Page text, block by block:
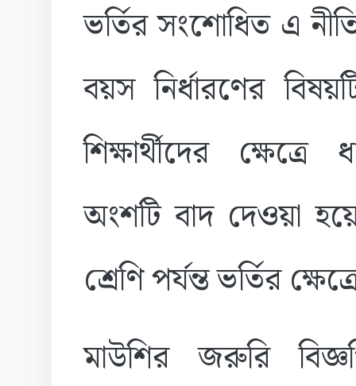
ভর্তির সংশোধিত এ
বয়স নির্ধারণের
শিক্ষার্থীদের
অংশটি বাদ দেওয়া
শ্রেণি পর্যন্ত ভর্তির
মাউশির জরুরি